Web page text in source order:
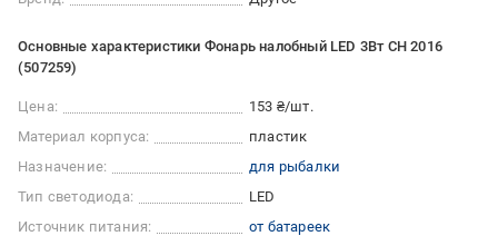
Основные характеристики Фонарь налобный LED 3Вт CH 2016
(507259)
Цена:
153 ₴/шт.
Материал корпуса:
пластик
Назначение:
для рыбалки
Тип светодиода:
LED
Источник питания:
от батареек